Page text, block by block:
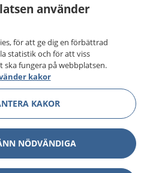
använder
för att ge dig en förbättrad
statistik och för att viss
fungera på webbplatsen.
kakor
KAKOR
NÖDVÄNDIGA